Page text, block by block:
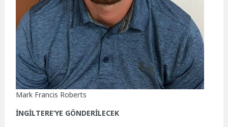
Mark Francis Roberts
İNGİLTERE’YE GÖNDERİLECEK